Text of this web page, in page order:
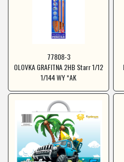
77808-3
OLOVKA GRAFITNA 2HB Starr 1/12
1/144 WY *AK